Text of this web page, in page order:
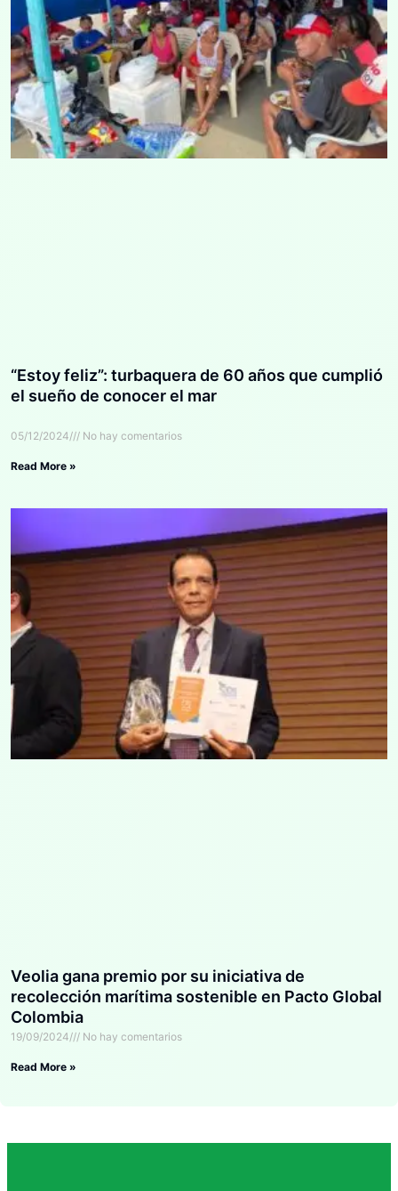
“Estoy feliz”: turbaquera de 60 años que cumplió
el sueño de conocer el mar
05/12/2024 No hay comentarios
Read More »
Veolia gana premio por su iniciativa de
recolección marítima sostenible en Pacto Global
Colombia
19/09/2024 No hay comentarios
Read More »